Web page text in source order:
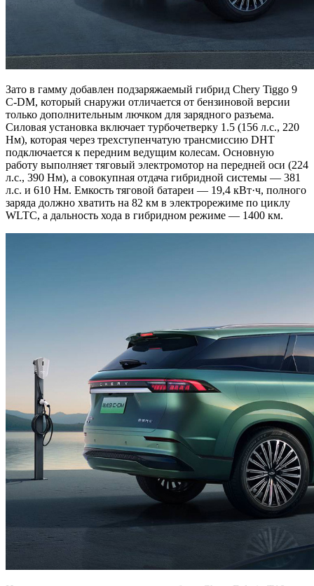
Зато в гамму добавлен подзаряжаемый гибрид Chery Tiggo 9
C-DM, который снаружи отличается от бензиновой версии
только дополнительным лючком для зарядного разъема.
Силовая установка включает турбочетверку 1.5 (156 л.с., 220
Нм), которая через трехступенчатую трансмиссию DHT
подключается к передним ведущим колесам. Основную
работу выполняет тяговый электромотор на передней оси (224
л.с., 390 Нм), а совокупная отдача гибридной системы — 381
л.с. и 610 Нм. Емкость тяговой батареи — 19,4 кВт·ч, полного
заряда должно хватить на 82 км в электрорежиме по циклу
WLTC, а дальность хода в гибридном режиме — 1400 км.